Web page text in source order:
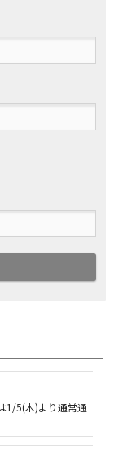
1/5(木)より通常通